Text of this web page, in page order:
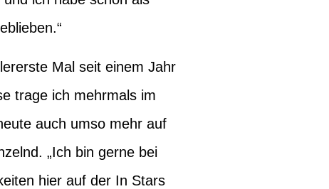
Mal seit einem Jahr
trage ich mehrmals im
auch umso mehr auf
„Ich bin gerne bei
hier auf der In Stars